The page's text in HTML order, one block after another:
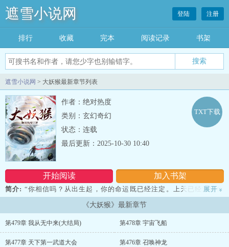
遮雪小说网 登陆 注册
排行 收藏 完本 阅读记录 书架
遮雪小说网 > 大妖猴最新章节列表
作者：绝对热度
类别：玄幻奇幻
状态：连载
开始阅读 加入书架
TXT下载
最后更新：2025-10-30 10:40
简介: “你相信吗？从出生起，你的命运既已经注定。上天已经注定你
是失败者，不但永远在那人之下，最终身死道消。人生模拟器，可以
改变你既定的命运，你值得拥有。”跟随花果山猴王身后一起出海寻仙
的六耳，身边不断响起这样的声音。 在海面上漂浮了很久，六耳猕
又名：《六耳猕猴的人生模拟器》、《妖猴哪里逃》...
展开 »
《大妖猴》最新章节
第479章 我从无中来(大结局) 第478章 宇宙飞船
第477章 天下第一武道大会 第476章 召唤神龙